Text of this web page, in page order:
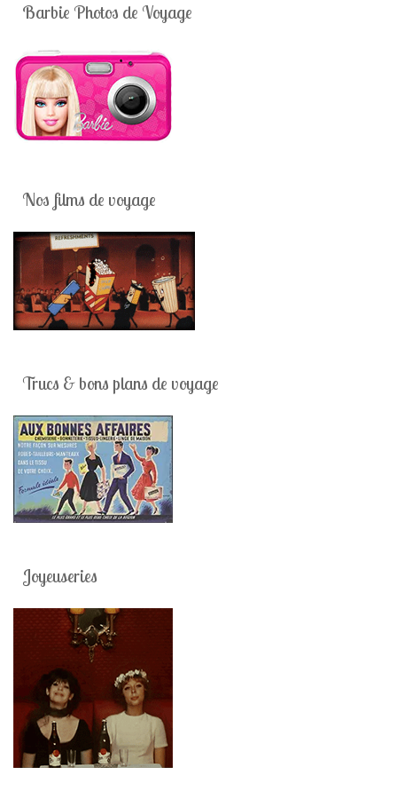
Barbie Photos de Voyage
Nos films de voyage
Trucs & bons plans de voyage
Joyeuseries